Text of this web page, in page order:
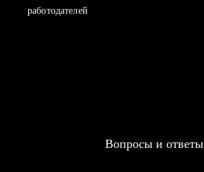
работодателей
Вопросы и ответы